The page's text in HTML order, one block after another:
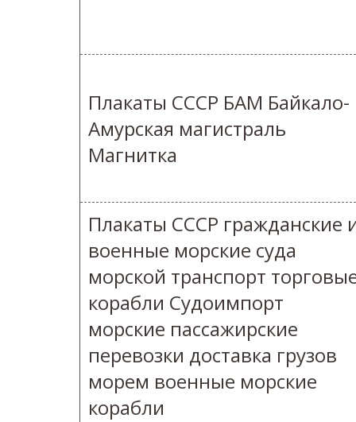
Плакаты СССР БАМ Байкало-
Амурская магистраль
Магнитка
Плакаты СССР гражданские
военные морские суда
морской транспорт
корабли Судоимпорт
морские пассажирские
перевозки доставка грузов
морем военные морские
корабли